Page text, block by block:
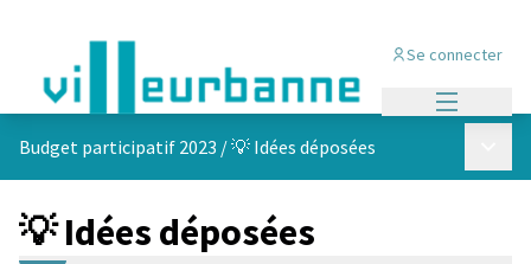
Se connecter
Budget participatif 2023 /💡 Idées déposées
💡 Idées déposées